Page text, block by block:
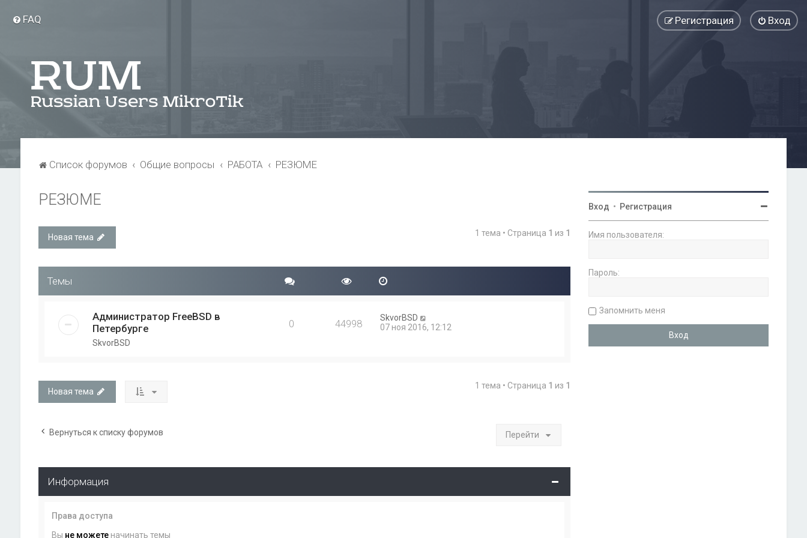
FAQ Вход
Регистрация
Список форумов Общие вопросы РАБОТА РЕЗЮМЕ
РЕЗЮМЕ
Новая тема 1 тема • Страница 1 из 1
Темы
Администратор FreeBSD в
Петербурге
SkvorBSD
0 44998
SkvorBSD
07 ноя 2016, 12:12
Новая тема
1 тема • Страница 1 из 1
Вернуться к списку форумов Перейти
Информация
Права доступа
Вы не можетеначинать темы
Вход • Регистрация
Имя пользователя:
Пароль:
Запомнить меня